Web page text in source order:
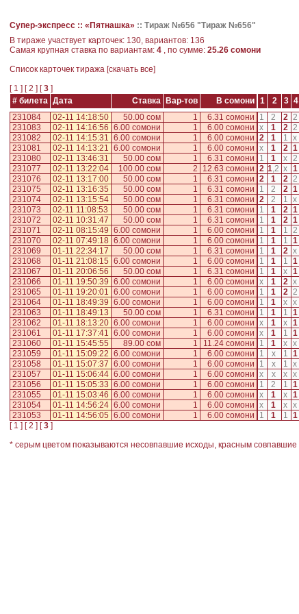
Супер-экспресс :: «Пятнашка» :: Тираж №656 "Тираж №656"
В тираже участвует карточек: 130, вариантов: 136
Самая крупная ставка по вариантам: 4 , по сумме: 25.26 сомони
Cписок карточек тиража [скачать все]
[1 ] [2 ] [3 ]
# билета Дата Ставка Вар-тов В сомони 1 2 3 4
231084
02-11 14:18:50 50.00 сом 1 6.31 сомони 1 2 2 2
231083
02-11 14:16:56 6.00 сомони 1 6.00 сомони x 1 2 2
231082
02-11 14:15:31 6.00 сомони 1 6.00 сомони 2 1 1 x
231081
02-11 14:13:21 6.00 сомони 1 6.00 сомони x 1 2 1
231080
02-11 13:46:31 50.00 сом 1 6.31 сомони 1 1 x 2
231077
02-11 13:22:04 100.00 сом 2 12.63 сомони 2 1,2 x 1
231076
02-11 13:17:00 50.00 сом 1 6.31 сомони 2 1 2 2
231075
02-11 13:16:35 50.00 сом 1 6.31 сомони 1 2 2 1
231074
02-11 13:15:54 50.00 сом 1 6.31 сомони 2 2 1 x
231073
02-11 11:08:53 50.00 сом 1 6.31 сомони 1 1 2 1
231072
02-11 10:31:47 50.00 сом 1 6.31 сомони 1 1 2 1
231071
02-11 08:15:49 6.00 сомони 1 6.00 сомони 1 1 1 2
231070
02-11 07:49:18 6.00 сомони 1 6.00 сомони 1 1 1 1
231069
01-11 22:34:17 50.00 сом 1 6.31 сомони 1 1 2 x
231068
01-11 21:08:15 6.00 сомони 1 6.00 сомони 1 1 1 1
231067
01-11 20:06:56 50.00 сом 1 6.31 сомони 1 1 x 1
231066
01-11 19:50:39 6.00 сомони 1 6.00 сомони x 1 2 x
231065
01-11 19:20:01 6.00 сомони 1 6.00 сомони 1 1 2 2
231064
01-11 18:49:39 6.00 сомони 1 6.00 сомони 1 1 x x
231063
01-11 18:49:13 50.00 сом 1 6.31 сомони 1 1 1 1
231062
01-11 18:13:20 6.00 сомони 1 6.00 сомони x 1 x 1
231061
01-11 17:37:41 6.00 сомони 1 6.00 сомони x 1 1 1
231060
01-11 15:45:55 89.00 сом 1 11.24 сомони 1 1 x x
231059
01-11 15:09:22 6.00 сомони 1 6.00 сомони 1 x 1 1
231058
01-11 15:07:37 6.00 сомони 1 6.00 сомони 1 x 1 x
231057
01-11 15:06:44 6.00 сомони 1 6.00 сомони x x x x
231056
01-11 15:05:33 6.00 сомони 1 6.00 сомони 1 2 1 1
231055
01-11 15:03:46 6.00 сомони 1 6.00 сомони x 1 x 1
231054
01-11 14:56:24 6.00 сомони 1 6.00 сомони x 1 x x
231053
01-11 14:56:05 6.00 сомони 1 6.00 сомони 1 1 1 1
[1 ] [2 ] [3 ]
* серым цветом показываются несовпавшие исходы, красным совпавшие